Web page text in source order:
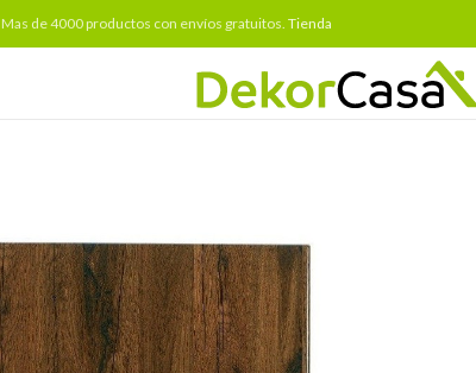
Mas de 4000 productos con envíos gratuitos. Tienda